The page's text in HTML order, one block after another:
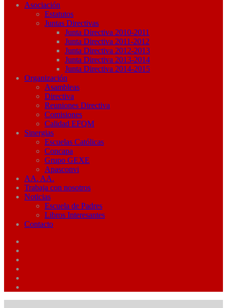
Asociación
Estatutos
Juntas Directivas
Junta Directiva 2010-2011
Junta Directiva 2011-2012
Junta Directiva 2012-2013
Junta Directiva 2013-2014
Junta Directiva 2014-2015
Organización
Asambleas
Directiva
Reuniones Directiva
Comisiones
Calidad EFQM
Sinergias
Escuelas Católicas
Concapa
Grupo GEXE
Apasconvi
AA. AA.
Trabaja con nosotros
Noticias
Escuela de Padres
Libros Interesantes
Contacto